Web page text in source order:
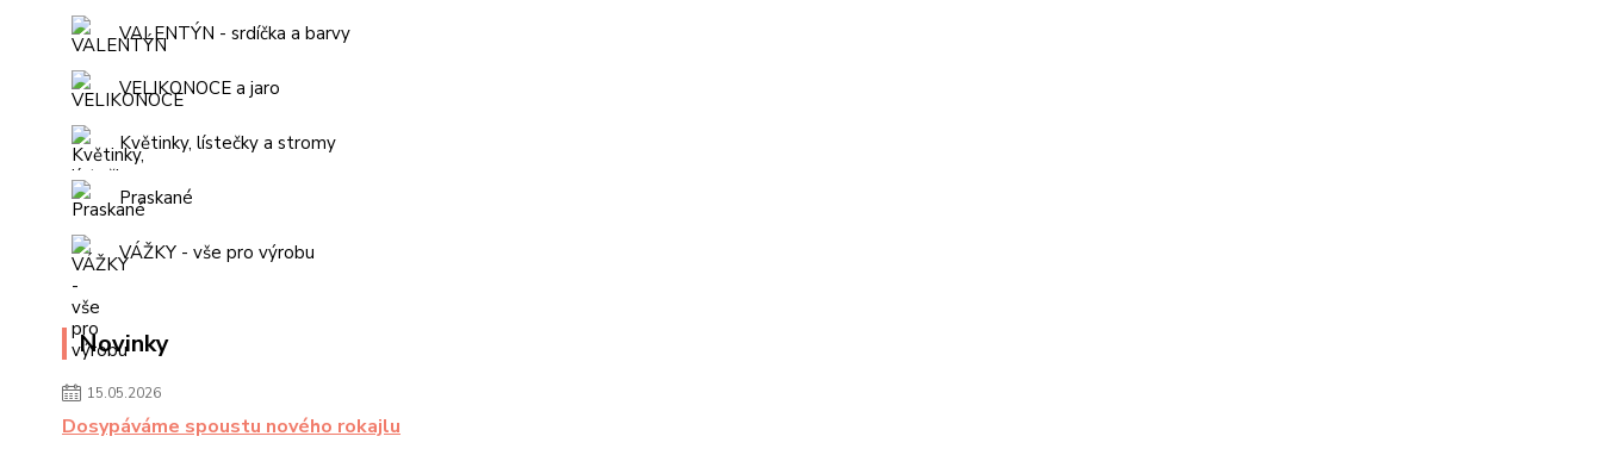
VALENTÝN - srdíčka a barvy
VELIKONOCE a jaro
Květinky, lístečky a stromy
Praskané
VÁŽKY - vše pro výrobu
Novinky
15.05.2026
Dosypáváme spoustu nového rokajlu